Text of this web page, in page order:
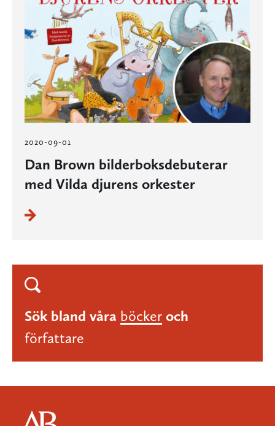
2020-09-01
Dan Brown bilderboksdebuterar
med Vilda djurens orkester
Sök bland våra böcker och
författare